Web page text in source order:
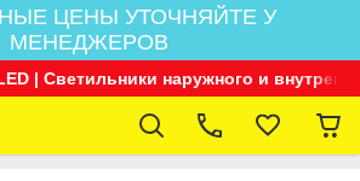
ЦЕНЫ УТОЧНЯЙТЕ У
МЕНЕДЖЕРОВ
| Светильники наружного и